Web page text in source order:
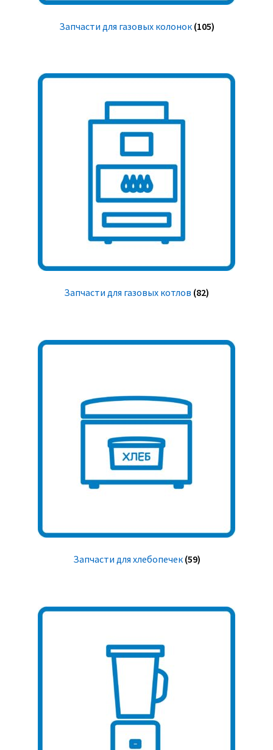
Запчасти для газовых колонок (105)
Запчасти для газовых котлов (82)
Запчасти для хлебопечек (59)